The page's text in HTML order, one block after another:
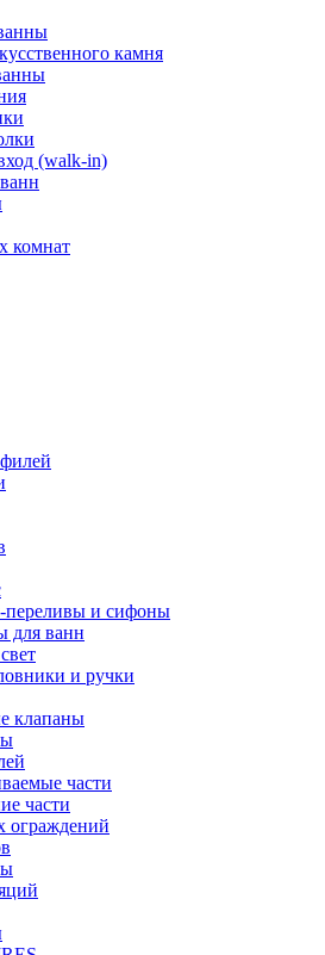
камня
(walk-in)
комнат
и сифоны
для ванн
и ручки
клапаны
части
части
ограждений